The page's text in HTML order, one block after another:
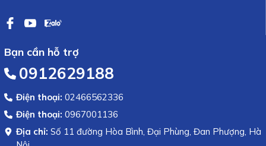
Bạn cần hỗ trợ
0912629188
Điện thoại: 02466562336
Điện thoại: 0967001136
Địa chỉ: Số 11 đường Hòa Bình, Đại Phùng, Đan Phượng, Hà